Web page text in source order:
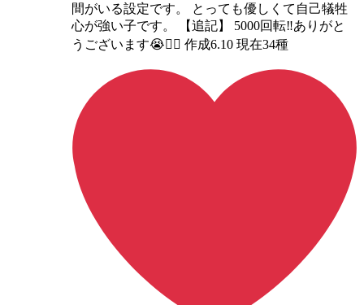
間がいる設定です。 とっても優しくて自己犠牲
心が強い子です。 【追記】 5000回転‼️ありがと
うございます😭🙇‍♀️ 作成6.10 現在34種